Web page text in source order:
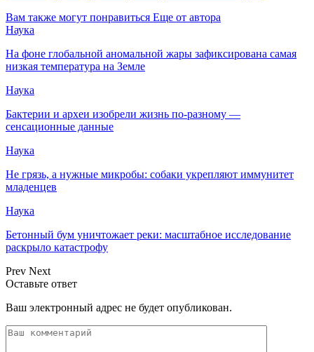
Вам также могут понравиться Еще от автора
Наука
На фоне глобальной аномальной жары зафиксирована самая
низкая температура на Земле
Наука
Бактерии и археи изобрели жизнь по-разному —
сенсационные данные
Наука
Не грязь, а нужные микробы: собаки укрепляют иммунитет
младенцев
Наука
Бетонный бум уничтожает реки: масштабное исследование
раскрыло катастрофу
Prev Next
Оставьте ответ
Ваш электронный адрес не будет опубликован.